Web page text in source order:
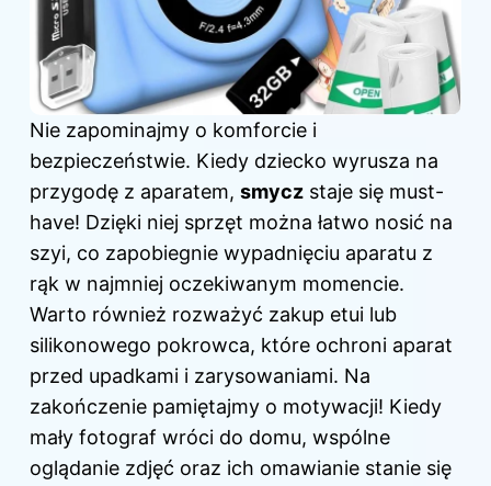
Nie zapominajmy o komforcie i
bezpieczeństwie. Kiedy dziecko wyrusza na
przygodę z aparatem, smycz staje się must-
have! Dzięki niej sprzęt można łatwo nosić na
szyi, co zapobiegnie wypadnięciu aparatu z
rąk w najmniej oczekiwanym momencie.
Warto również rozważyć zakup etui lub
silikonowego pokrowca, które ochroni aparat
przed upadkami i zarysowaniami. Na
zakończenie pamiętajmy o motywacji! Kiedy
mały fotograf wróci do domu, wspólne
oglądanie zdjęć oraz ich omawianie stanie się